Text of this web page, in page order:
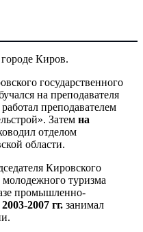
Киров.
государственного
на преподавателя
работал преподавателем
Затем на
отделом
области.
Кировского
туризма
промышленно-
2007 гг. занимал